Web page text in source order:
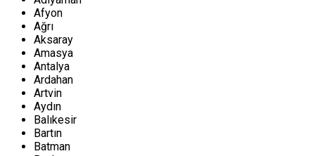
Afyon
Ağrı
Aksaray
Amasya
Antalya
Ardahan
Artvin
Aydın
Balıkesir
Bartın
Batman